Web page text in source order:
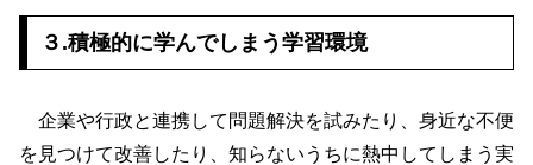
３.積極的に学んでしまう学習環境
企業や行政と連携して問題解決を試みたり、身近な不便
を見つけて改善したり、知らないうちに熱中してしまう実